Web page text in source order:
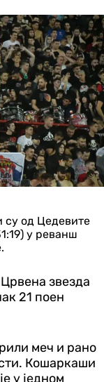
од Цедевите
у реванш
звезда
21 поен
меч и рано
Кошаркаши
у једном